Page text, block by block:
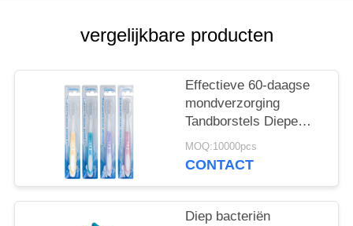
vergelijkbare producten
Effectieve 60-daagse
mondverzorging
Tandborstels Diepe
bacteriën verwijderen
Zachtjes reinigen
MOQ:10000pcs
CONTACT
Diep bacteriën